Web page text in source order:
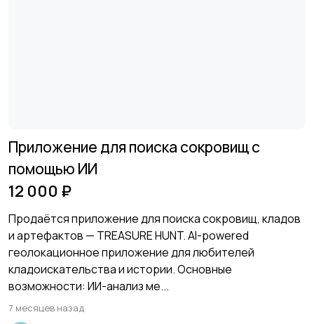
Приложение для поиска сокровищ с
помощью ИИ
12 000 ₽
Продаётся приложение для поиска сокровищ, кладов
и артефактов — TREASURE HUNT. AI-powered
геолокационное приложение для любителей
кладоискательства и истории. Основные
возможности: ИИ-анализ ме...
7 месяцев назад